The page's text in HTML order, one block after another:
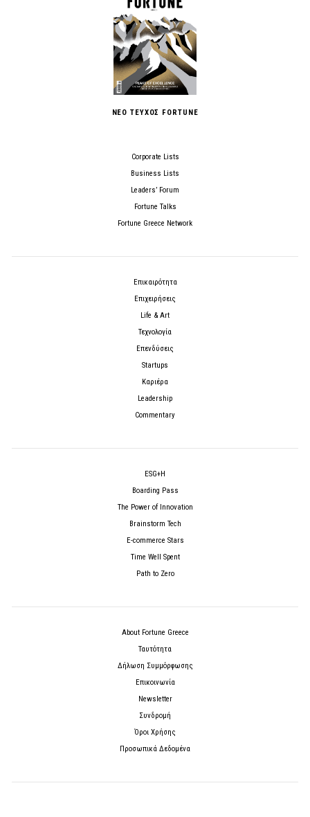
ΝΕΟ ΤΕΥΧΟΣ FORTUNE
Corporate Lists
Business Lists
Leaders’ Forum
Fortune Talks
Fortune Greece Network
Επικαιρότητα
Επιχειρήσεις
Life & Art
Τεχνολογία
Επενδύσεις
Startups
Καριέρα
Leadership
Commentary
ESG+H
Boarding Pass
The Power of Innovation
Brainstorm Tech
E-commerce Stars
Time Well Spent
Path to Zero
About Fortune Greece
Ταυτότητα
Δήλωση Συμμόρφωσης
Επικοινωνία
Newsletter
Συνδρομή
Όροι Χρήσης
Προσωπικά Δεδομένα